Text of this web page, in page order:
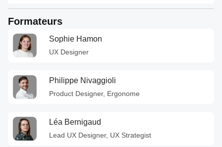
Formateurs
Sophie Hamon
UX Designer
Philippe Nivaggioli
Product Designer, Ergonome
Léa Bernigaud
Lead UX Designer, UX Strategist